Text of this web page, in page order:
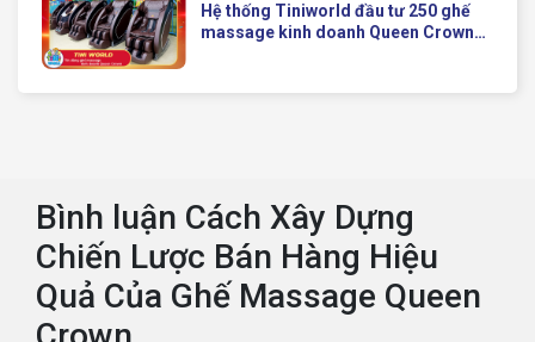
Hệ thống Tiniworld đầu tư 250 ghế
massage kinh doanh Queen Crown
Bình luận Cách Xây Dựng
Chiến Lược Bán Hàng Hiệu
Quả Của Ghế Massage Queen